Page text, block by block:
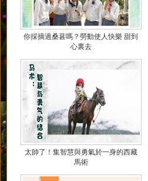
你採摘過桑葚嗎？勞動使人快樂 甜到
心裏去
太帥了！集智慧與勇氣於一身的西藏
馬術